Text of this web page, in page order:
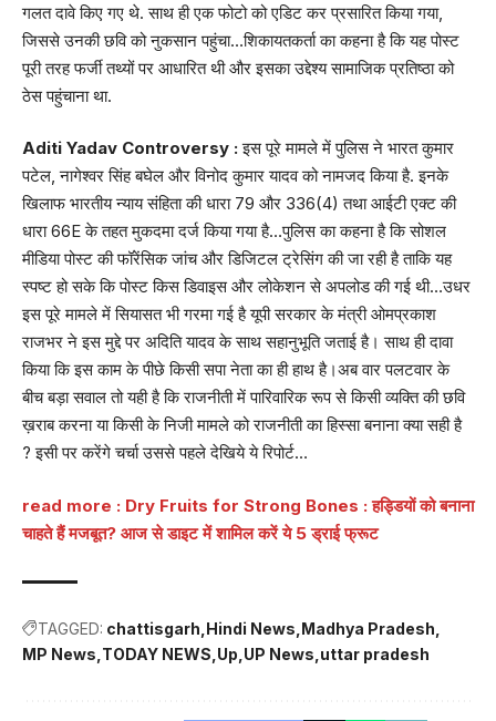
गलत दावे किए गए थे. साथ ही एक फोटो को एडिट कर प्रसारित किया गया,
जिससे उनकी छवि को नुकसान पहुंचा…शिकायतकर्ता का कहना है कि यह पोस्ट
पूरी तरह फर्जी तथ्यों पर आधारित थी और इसका उद्देश्य सामाजिक प्रतिष्ठा को
ठेस पहुंचाना था.
Aditi Yadav Controversy :इस पूरे मामले में पुलिस ने भारत कुमार
पटेल, नागेश्वर सिंह बघेल और विनोद कुमार यादव को नामजद किया है. इनके
खिलाफ भारतीय न्याय संहिता की धारा 79 और 336(4) तथा आईटी एक्ट की
धारा 66E के तहत मुकदमा दर्ज किया गया है…पुलिस का कहना है कि सोशल
मीडिया पोस्ट की फॉरेंसिक जांच और डिजिटल ट्रेसिंग की जा रही है ताकि यह
स्पष्ट हो सके कि पोस्ट किस डिवाइस और लोकेशन से अपलोड की गई थी…उधर
इस पूरे मामले में सियासत भी गरमा गई है यूपी सरकार के मंत्री ओमप्रकाश
राजभर ने इस मुद्दे पर अदिति यादव के साथ सहानुभूति जताई है। साथ ही दावा
किया कि इस काम के पीछे किसी सपा नेता का ही हाथ है।अब वार पलटवार के
बीच बड़ा सवाल तो यही है कि राजनीती में पारिवारिक रूप से किसी व्यक्ति की छवि
ख़राब करना या किसी के निजी मामले को राजनीती का हिस्सा बनाना क्या सही है
? इसी पर करेंगे चर्चा उससे पहले देखिये ये रिपोर्ट…
read more : Dry Fruits for Strong Bones : हड्डियों को बनाना
चाहते हैं मजबूत? आज से डाइट में शामिल करें ये 5 ड्राई फ्रूट
TAGGED: chattisgarh Hindi News Madhya Pradesh
MP News TODAY NEWS Up UP News uttar pradesh